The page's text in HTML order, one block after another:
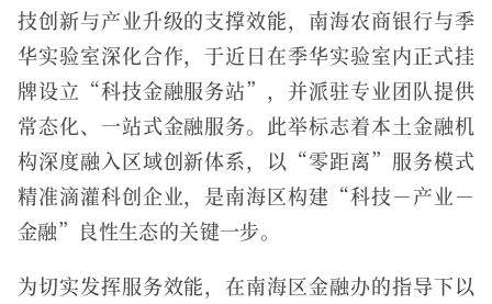
技创新与产业升级的支撑效能，南海农商银行与季
华实验室深化合作，于近日在季华实验室内正式挂
牌设立“科技金融服务站”，并派驻专业团队提供
常态化、一站式金融服务。此举标志着本土金融机
构深度融入区域创新体系，以“零距离”服务模式
精准滴灌科创企业，是南海区构建“科技－产业－
金融”良性生态的关键一步。
为切实发挥服务效能，在南海区金融办的指导下以